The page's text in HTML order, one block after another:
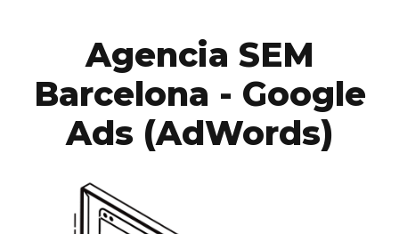
Agencia SEM
Barcelona - Google
Ads (AdWords)